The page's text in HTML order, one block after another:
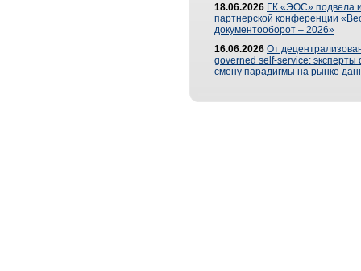
18.06.2026 ГК «ЭОС» подвела
партнерской конференции
документооборот – 2026»
16.06.2026 От
governed self-service: эксперты
смену парадигмы на рынке